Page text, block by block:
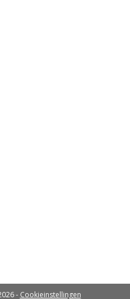
- Cookieinstellingen